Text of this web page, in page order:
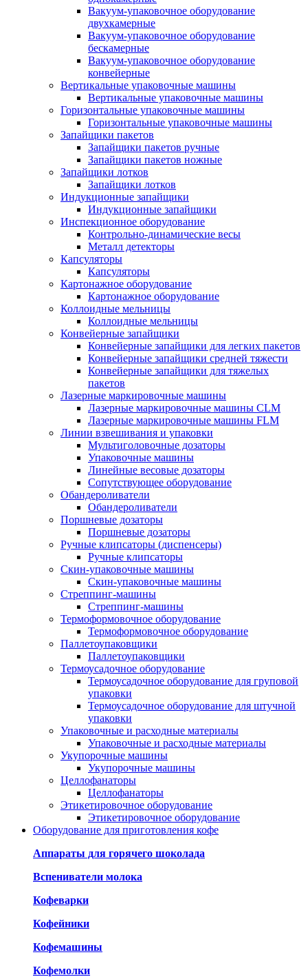
Вакуум-упаковочное оборудование
двухкамерные
Вакуум-упаковочное оборудование
беcкамерные
Вакуум-упаковочное оборудование
конвейерные
Вертикальные упаковочные машины
Вертикальные упаковочные машины
Горизонтальные упаковочные машины
Горизонтальные упаковочные машины
Запайщики пакетов
Запайщики пакетов ручные
Запайщики пакетов ножные
Запайщики лотков
Запайщики лотков
Индукционные запайщики
Индукционные запайщики
Инспекционное оборудование
Контрольно-динамические весы
Металл детекторы
Капсуляторы
Капсуляторы
Картонажное оборудование
Картонажное оборудование
Коллоидные мельницы
Коллоидные мельницы
Конвейерные запайщики
Конвейерные запайщики для легких пакетов
Конвейерные запайщики средней тяжести
Конвейерные запайщики для тяжелых
пакетов
Лазерные маркировочные машины
Лазерные маркировочные машины CLM
Лазерные маркировочные машины FLM
Линии взвешивания и упаковки
Мультиголовочные дозаторы
Упаковочные машины
Линейные весовые дозаторы
Сопутствующее оборудование
Обандероливатели
Обандероливатели
Поршневые дозаторы
Поршневые дозаторы
Ручные клипсаторы (диспенсеры)
Ручные клипсаторы
Скин-упаковочные машины
Скин-упаковочные машины
Стреппинг-машины
Стреппинг-машины
Термоформовочное оборудование
Термоформовочное оборудование
Паллетоупаковщики
Паллетоупаковщики
Термоусадочное оборудование
Термоусадочное оборудование для груповой
упаковки
Термоусадочное оборудование для штучной
упаковки
Упаковочные и расходные материалы
Упаковочные и расходные материалы
Укупорочные машины
Укупорочные машины
Целлофанаторы
Целлофанаторы
Этикетировочное оборудование
Этикетировочное оборудование
Оборудование для приготовления кофе
Аппараты для горячего шоколада
Вспениватели молока
Кофеварки
Кофейники
Кофемашины
Кофемолки